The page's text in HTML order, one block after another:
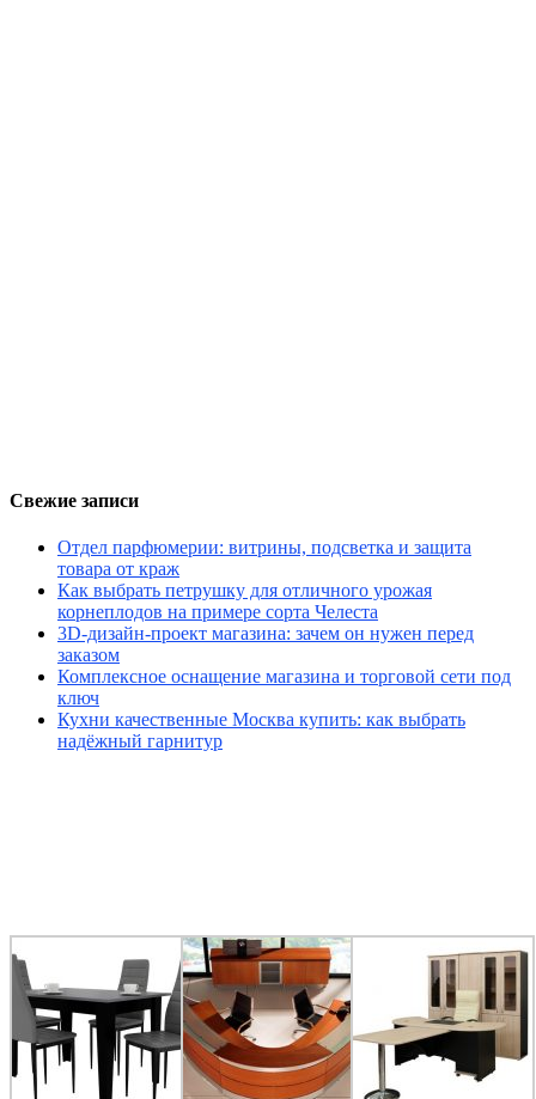
Свежие записи
Отдел парфюмерии: витрины, подсветка и защита
товара от краж
Как выбрать петрушку для отличного урожая
корнеплодов на примере сорта Челеста
3D-дизайн-проект магазина: зачем он нужен перед
заказом
Комплексное оснащение магазина и торговой сети под
ключ
Кухни качественные Москва купить: как выбрать
надёжный гарнитур